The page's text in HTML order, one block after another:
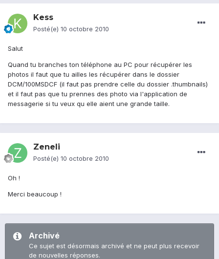
Kess
Posté(e) 10 octobre 2010
Salut
Quand tu branches ton téléphone au PC pour récupérer les
photos il faut que tu ailles les récupérer dans le dossier
DCM/100MSDCF (il faut pas prendre celle du dossier .thumbnails)
et il faut pas que tu prennes des photo via l'application de
messagerie si tu veux qu elle aient une grande taille.
Zeneli
Posté(e) 10 octobre 2010
Oh !
Merci beaucoup !
Archivé
Ce sujet est désormais archivé et ne peut plus recevoir
de nouvelles réponses.